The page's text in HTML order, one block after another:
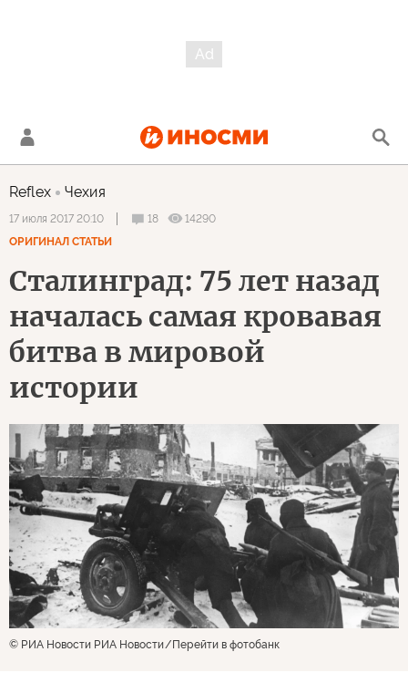
Reflex Чехия
17 июля 2017 20:10 18
14290
ОРИГИНАЛ СТАТЬИ
Сталинград: 75 лет назад
началась самая кровавая
битва в мировой
истории
© РИА Новости РИА Новости Перейти в фотобанк